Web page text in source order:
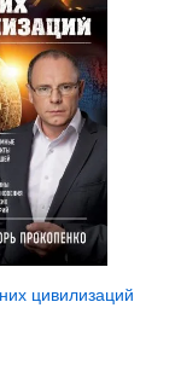
цивилизаций